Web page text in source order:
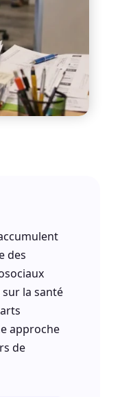
des
la santé
approche
de